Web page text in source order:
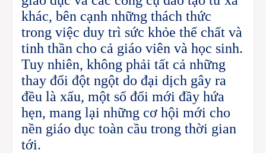
khác, bên cạnh những thách thức
trong việc duy trì sức khỏe thể chất và
tinh thần cho cả giáo viên và học sinh.
Tuy nhiên, không phải tất cả những
thay đổi đột ngột do đại dịch gây ra
đều là xấu, một số đổi mới đầy hứa
hẹn, mang lại những cơ hội mới cho
nền giáo dục toàn cầu trong thời gian
tới.